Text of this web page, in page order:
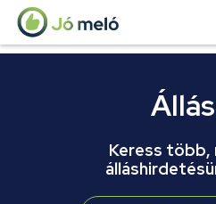
Keress több,